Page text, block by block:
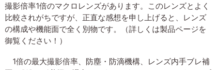
撮影倍率1倍のマクロレンズがあります。このレンズとよく
比較されがちですが、正直な感想を申し上げると、レンズ
の構成や機能面で全く別物です。（詳しくは製品ページを
御覧ください！）
1倍の最大撮影倍率、防塵・防滴機構、レンズ内手ブレ補